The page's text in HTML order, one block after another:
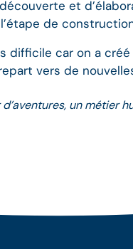
et
de
difficile car on a
vers de
d’aventures, un